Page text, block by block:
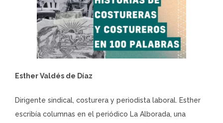
Esther Valdés de Díaz
Dirigente sindical, costurera y periodista laboral. Esther
escribía columnas en el periódico La Alborada, una